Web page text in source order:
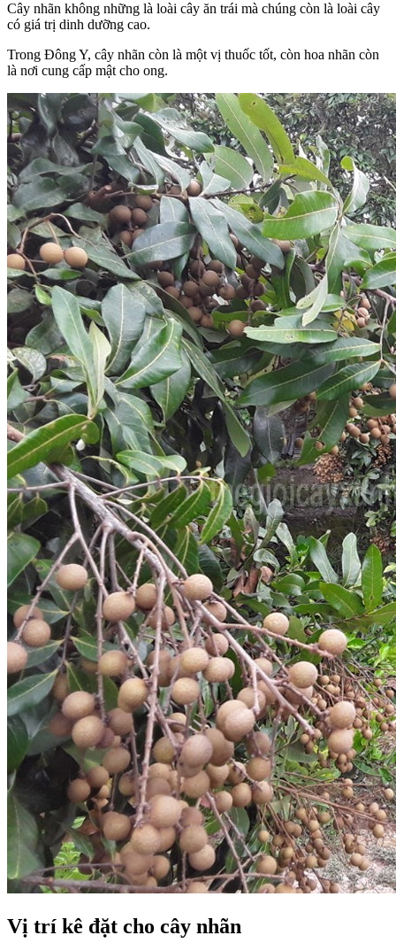
Cây nhãn không những là loài cây ăn trái mà chúng còn là loài cây
có giá trị dinh dưỡng cao.
Trong Đông Y, cây nhãn còn là một vị thuốc tốt, còn hoa nhãn còn
là nơi cung cấp mật cho ong.
Vị trí kê đặt cho cây nhãn